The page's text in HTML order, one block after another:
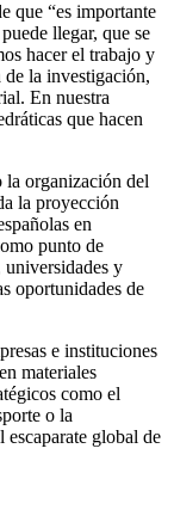
que “es importante
llegar, que se
hacer el trabajo y
de la investigación,
En nuestra
que hacen
organización del
la proyección
en
punto de
universidades y
oportunidades de
e instituciones
materiales
como el
o la
global de